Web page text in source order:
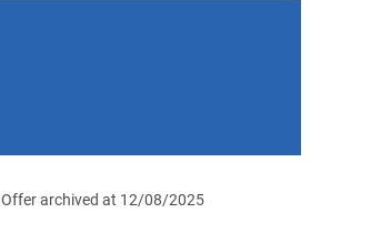
Offer archived at 12/08/2025